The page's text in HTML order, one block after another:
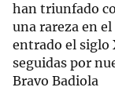
han triunfado
una rareza en
entrado el siglo
seguidas por
Bravo Badiola